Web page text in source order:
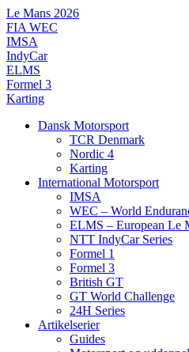
Videre
til
indhold
Le Mans 2026
FIA WEC
IMSA
IndyCar
ELMS
Formel 3
Karting
Dansk Motorsport
TCR Denmark
Nordic 4
Karting
International Motorsport
IMSA
WEC – World
ELMS – European Le
NTT IndyCar Series
Formel 1
Formel 3
British GT
GT World Challenge
24H Series
Artikelserier
Guides